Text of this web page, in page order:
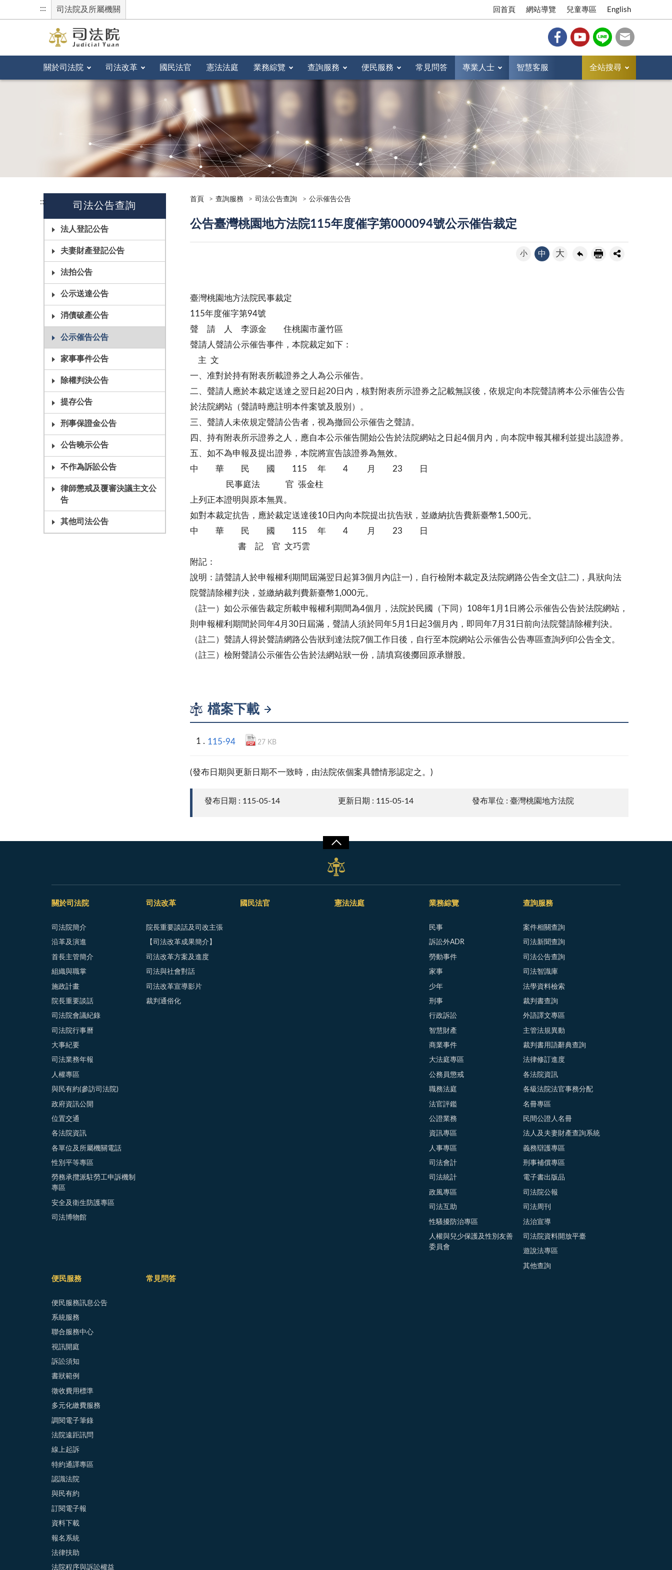
::: 司法院及所屬機關 回首頁 網站導覽 兒童專區 English
關於司法院 司法改革 國民法官 憲法法庭 業務綜覽 查詢服務 便民服務 常見問答 專業人士 智慧客服 全站搜尋
::: 司法公告查詢
法人登記公告
夫妻財產登記公告
法拍公告
公示送達公告
消債破產公告
公示催告公告
家事事件公告
除權判決公告
提存公告
刑事保證金公告
公告曉示公告
不作為訴訟公告
律師懲戒及覆審決議主文公
告
其他司法公告
首頁 查詢服務 司法公告查詢 公示催告公告
公告臺灣桃園地方法院115年度催字第000094號公示催告裁定
小 中 大
臺灣桃園地方法院民事裁定
115年度催字第94號
聲 請 人 李源金 住桃園市蘆竹區
聲請人聲請公示催告事件，本院裁定如下：
主 文
一、准對於持有附表所載證券之人為公示催告。
二、聲請人應於本裁定送達之翌日起20日內，核對附表所示證券之記載無誤後，依規定向本院聲請將本公示催告公告
於法院網站（聲請時應註明本件案號及股別）。
三、聲請人未依規定聲請公告者，視為撤回公示催告之聲請。
四、持有附表所示證券之人，應自本公示催告開始公告於法院網站之日起4個月內，向本院申報其權利並提出該證券。
五、如不為申報及提出證券，本院將宣告該證券為無效。
中 華 民 國 115 年 4 月 23 日
民事庭法 官 張金柱
上列正本證明與原本無異。
如對本裁定抗告，應於裁定送達後10日內向本院提出抗告狀，並繳納抗告費新臺幣1,500元。
中 華 民 國 115 年 4 月 23 日
書 記 官 文巧雲
附記：
說明：請聲請人於申報權利期間屆滿翌日起算3個月內(註一)，自行檢附本裁定及法院網路公告全文(註二)，具狀向法
院聲請除權判決，並繳納裁判費新臺幣1,000元。
（註一）如公示催告裁定所載申報權利期間為4個月，法院於民國（下同）108年1月1日將公示催告公告於法院網站，
則申報權利期間於同年4月30日屆滿，聲請人須於同年5月1日起3個月內，即同年7月31日前向法院聲請除權判決。
（註二）聲請人得於聲請網路公告狀到達法院7個工作日後，自行至本院網站公示催告公告專區查詢列印公告全文。
（註三）檢附聲請公示催告公告於法網站狀一份，請填寫後擲回原承辦股。
檔案下載
115-94 27 KB
(發布日期與更新日期不一致時，由法院依個案具體情形認定之。)
發布日期 : 115-05-14 更新日期 : 115-05-14 發布單位 : 臺灣桃園地方法院
關於司法院
司法院簡介
沿革及演進
首長主管簡介
組織與職掌
施政計畫
院長重要談話
司法院會議紀錄
司法院行事曆
大事紀要
司法業務年報
人權專區
與民有約(參訪司法院)
政府資訊公開
位置交通
各法院資訊
各單位及所屬機關電話
性別平等專區
勞務承攬派駐勞工申訴機制
專區
安全及衛生防護專區
司法博物館
司法改革
院長重要談話及司改主張
【司法改革成果簡介】
司法改革方案及進度
司法與社會對話
司法改革宣導影片
裁判通俗化
國民法官 憲法法庭 業務綜覽
民事
訴訟外ADR
勞動事件
家事
少年
刑事
行政訴訟
智慧財產
商業事件
大法庭專區
公務員懲戒
職務法庭
法官評鑑
公證業務
資訊專區
人事專區
司法會計
司法統計
政風專區
司法互助
性騷擾防治專區
人權與兒少保護及性別友善
委員會
查詢服務
案件相關查詢
司法新聞查詢
司法公告查詢
司法智識庫
法學資料檢索
裁判書查詢
外語譯文專區
主管法規異動
裁判書用語辭典查詢
法律修訂進度
各法院資訊
各級法院法官事務分配
名冊專區
民間公證人名冊
法人及夫妻財產查詢系統
義務辯護專區
刑事補償專區
電子書出版品
司法院公報
司法周刊
法治宣導
司法院資料開放平臺
遊說法專區
其他查詢
便民服務
便民服務訊息公告
系統服務
聯合服務中心
視訊開庭
訴訟須知
書狀範例
徵收費用標準
多元化繳費服務
調閱電子筆錄
法院遠距訊問
線上起訴
特約通譯專區
認識法院
與民有約
訂閱電子報
資料下載
報名系統
法律扶助
法院程序與訴訟權益
常見問答